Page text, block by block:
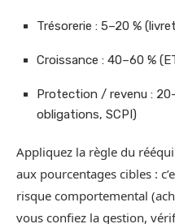
Trésorerie : 5–20 %
Croissance : 40–60 %
Protection / revenu :
obligations, SCPI)
Appliquez la règle du
aux pourcentages cibles :
risque comportemental
vous confiez la gestion,